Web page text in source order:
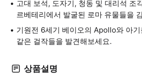
고대 보석, 도자기, 청동 및 대리석 조
르베테리에서 발굴된 로마 유물들을
기원전 6세기 베이오의 Apollo와 아
같은 걸작들을 발견해보세요.
상품설명